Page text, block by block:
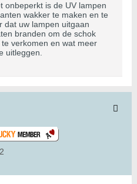
onbeperkt is de UV lampen
wakker te maken en te
dat uw lampen uitgaan
branden om de schok
verkomen en wat meer
uitleggen.